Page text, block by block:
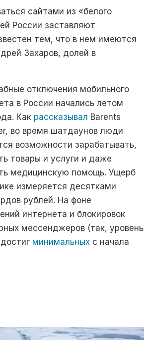
сайтами из «белого
России заставляют
тем, что в нем имеются
Захаров, долей в
отключения мобильного
в России начались летом
Как рассказывал Barents
во время шатдаунов люди
возможности зарабатывать,
товары и услуги и даже
медицинскую помощь. Ущерб
измеряется десятками
рублей. На фоне
интернета и блокировок
мессенджеров (так, уровень
минимальных с начала